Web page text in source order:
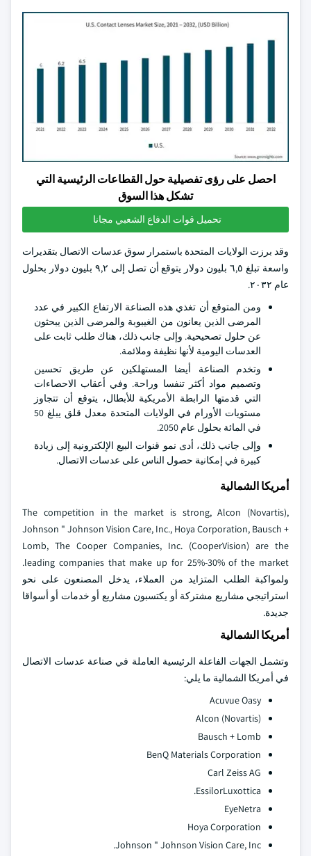
احصل على رؤى تفصيلية حول القطاعات الرئيسية التي
تشكل هذا السوق
تحميل قوات الدفاع الشعبي مجانا
وقد برزت الولايات المتحدة باستمرار سوق عدسات الاتصال بتقديرات
واسعة تبلغ ٦,٥ بليون دولار يتوقع أن تصل إلى ٩,٢ بليون دولار بحلول
عام ٢٠٣٢.
ومن المتوقع أن تغذي هذه الصناعة الارتفاع الكبير في عدد
المرضى الذين يعانون من الغيبوبة والمرضى الذين يبحثون
عن حلول تصحيحية. وإلى جانب ذلك، هناك طلب ثابت على
العدسات اليومية لأنها نظيفة وملائمة.
وتخدم الصناعة أيضا المستهلكين عن طريق تحسين
وتصميم مواد أكثر تنفسا وراحة. وفي أعقاب الاحصاءات
التي قدمتها الرابطة الأمريكية للأبطال، يتوقع أن تتجاوز
مستويات الأورام في الولايات المتحدة معدل قلق يبلغ 50
في المائة بحلول عام 2050.
وإلى جانب ذلك، أدى نمو قنوات البيع الإلكترونية إلى زيادة
كبيرة في إمكانية حصول الناس على عدسات الاتصال.
أمريكا الشمالية
The competition in the market is strong, Alcon (Novartis),
Johnson " Johnson Vision Care, Inc., Hoya Corporation, Bausch +
Lomb, The Cooper Companies, Inc. (CooperVision) are the
leading companies that make up for 25%-30% of the market.
ولمواكبة الطلب المتزايد من العملاء، يدخل المصنعون على نحو
استراتيجي مشاريع مشتركة أو يكتسبون مشاريع أو خدمات أو أسواقا
جديدة.
أمريكا الشمالية
وتشمل الجهات الفاعلة الرئيسية العاملة في صناعة عدسات الاتصال
في أمريكا الشمالية ما يلي:
Acuvue Oasy
Alcon (Novartis)
Bausch + Lomb
BenQ Materials Corporation
Carl Zeiss AG
EssilorLuxottica.
EyeNetra
Hoya Corporation
Johnson " Johnson Vision Care, Inc.